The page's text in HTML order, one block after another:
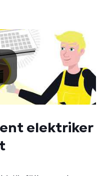
elektriker